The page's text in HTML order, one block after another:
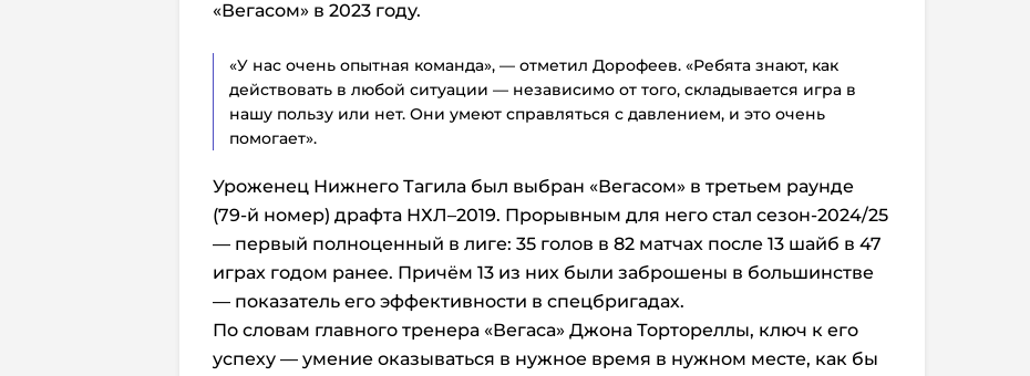
«Вегасом» в 2023 году.
«У нас очень опытная команда», — отметил Дорофеев. «Ребята знают, как
действовать в любой ситуации — независимо от того, складывается игра в
нашу пользу или нет. Они умеют справляться с давлением, и это очень
помогает».
Уроженец Нижнего Тагила был выбран «Вегасом» в третьем раунде
(79-й номер) драфта НХЛ–2019. Прорывным для него стал сезон-2024/25
— первый полноценный в лиге: 35 голов в 82 матчах после 13 шайб в 47
играх годом ранее. Причём 13 из них были заброшены в большинстве
— показатель его эффективности в спецбригадах.
По словам главного тренера «Вегаса» Джона Тортореллы, ключ к его
успеху — умение оказываться в нужное время в нужном месте, как бы